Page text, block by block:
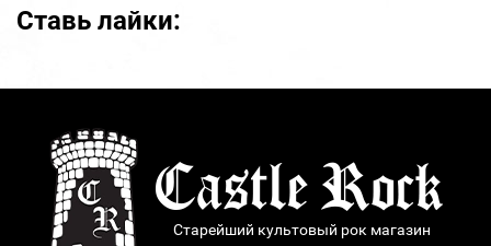
Ставь лайки:
Старейший культовый рок магазин